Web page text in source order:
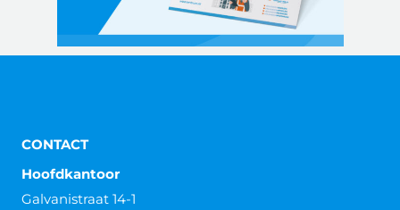
CONTACT
Hoofdkantoor
Galvanistraat 14-1